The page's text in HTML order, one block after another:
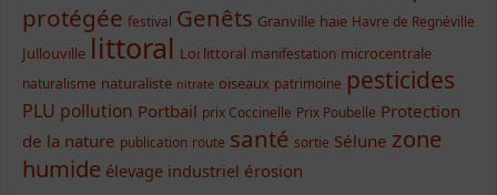
protégée festival Genêts Granville haie Havre de Regnéville
Jullouville littoral Loi littoral manifestation microcentrale
naturalisme naturaliste nitrate oiseaux patrimoine pesticides
PLU pollution Portbail prix Coccinelle Prix Poubelle Protection
de la nature publication route santé sortie Sélune zone
humide élevage industriel érosion